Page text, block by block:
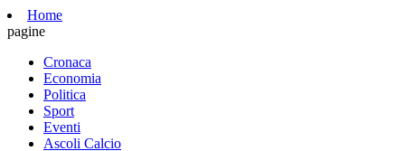
Home
pagine
Cronaca
Economia
Politica
Sport
Eventi
Ascoli Calcio